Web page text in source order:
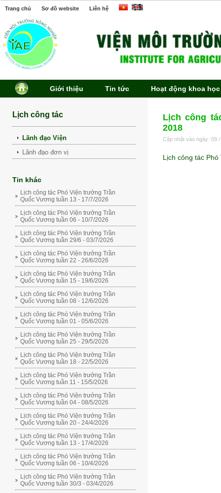
Trang chủ Sơ đồ website Liên hệ
Giới thiệu Tin tức Hoạt động khoa học
Lịch công tác
Lãnh đạo Viện
Lãnh đạo đơn vị
Tin khác
Lịch công tác Phó Viện trưởng Trần
Quốc Vương tuần 13 - 17/7/2026
Lịch công tác Phó Viện trưởng Trần
Quốc Vương tuần 06 - 10/7/2026
Lịch công tác Phó Viện trưởng Trần
Quốc Vương tuần 29/6 - 03/7/2026
Lịch công tác Phó Viện trưởng Trần
Quốc Vương tuần 22 - 26/6/2026
Lịch công tác Phó Viện trưởng Trần
Quốc Vương tuần 15 - 19/6/2026
Lịch công tác Phó Viện trưởng Trần
Quốc Vương tuần 08 - 12/6/2026
Lịch công tác Phó Viện trưởng Trần
Quốc Vương tuần 01 - 05/6/2026
Lịch công tác Phó Viện trưởng Trần
Quốc Vương tuần 25 - 29/5/2026
Lịch công tác Phó Viện trưởng Trần
Quốc Vương tuần 18 - 22/5/2026
Lịch công tác Phó Viện trưởng Trần
Quốc Vương tuần 11 - 15/5/2026
Lịch công tác Phó Viện trưởng Trần
Quốc Vương tuần 04 - 08/5/2026
Lịch công tác Phó Viện trưởng Trần
Quốc Vương tuần 20 - 24/4/2026
Lịch công tác Phó Viện trưởng Trần
Quốc Vương tuần 13 - 17/4/2026
Lịch công tác Phó Viện trưởng Trần
Quốc Vương tuần 06 - 10/4/2026
Lịch công tác Phó Viện trưởng Trần
Quốc Vương tuần 30/3 - 03/4/2026
Lịch công
2018
Cập nhật vào ngày: 09
Lịch công tác